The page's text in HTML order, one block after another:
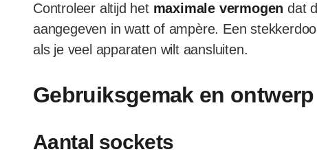
Controleer altijd het maximale vermogen dat
aangegeven in watt of ampère. Een
als je veel apparaten wilt aansluiten.
Gebruiksgemak en ontwerp
Aantal sockets